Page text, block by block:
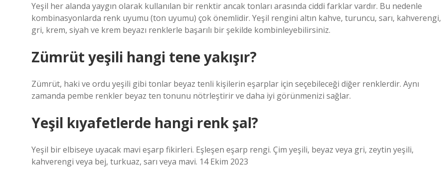
Yeşil her alanda yaygın olarak kullanılan bir renktir ancak tonları arasında ciddi farklar vardır. Bu nedenle
kombinasyonlarda renk uyumu (ton uyumu) ​​çok önemlidir. Yeşil rengini altın kahve, turuncu, sarı, kahverengi,
gri, krem, siyah ve krem ​​beyazı renklerle başarılı bir şekilde kombinleyebilirsiniz.
Zümrüt yeşili hangi tene yakışır?
Zümrüt, haki ve ordu yeşili gibi tonlar beyaz tenli kişilerin eşarplar için seçebileceği diğer renklerdir. Aynı
zamanda pembe renkler beyaz ten tonunu nötrleştirir ve daha iyi görünmenizi sağlar.
Yeşil kıyafetlerde hangi renk şal?
Yeşil bir elbiseye uyacak mavi eşarp fikirleri. Eşleşen eşarp rengi. Çim yeşili, beyaz veya gri, zeytin yeşili,
kahverengi veya bej, turkuaz, sarı veya mavi. 14 Ekim 2023